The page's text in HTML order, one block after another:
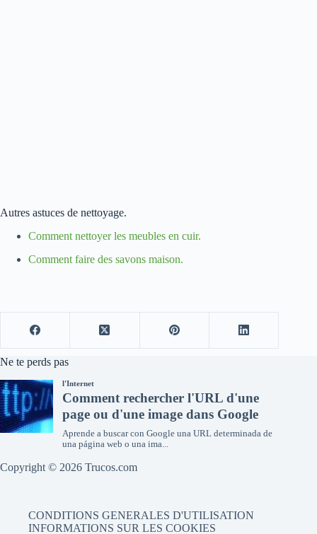
Autres astuces de nettoyage.
Comment nettoyer les meubles en cuir.
Comment faire des savons maison.
Ne te perds pas
Copyright © 2026 Trucos.com
CONDITIONS GENERALES D'UTILISATION
INFORMATIONS SUR LES COOKIES